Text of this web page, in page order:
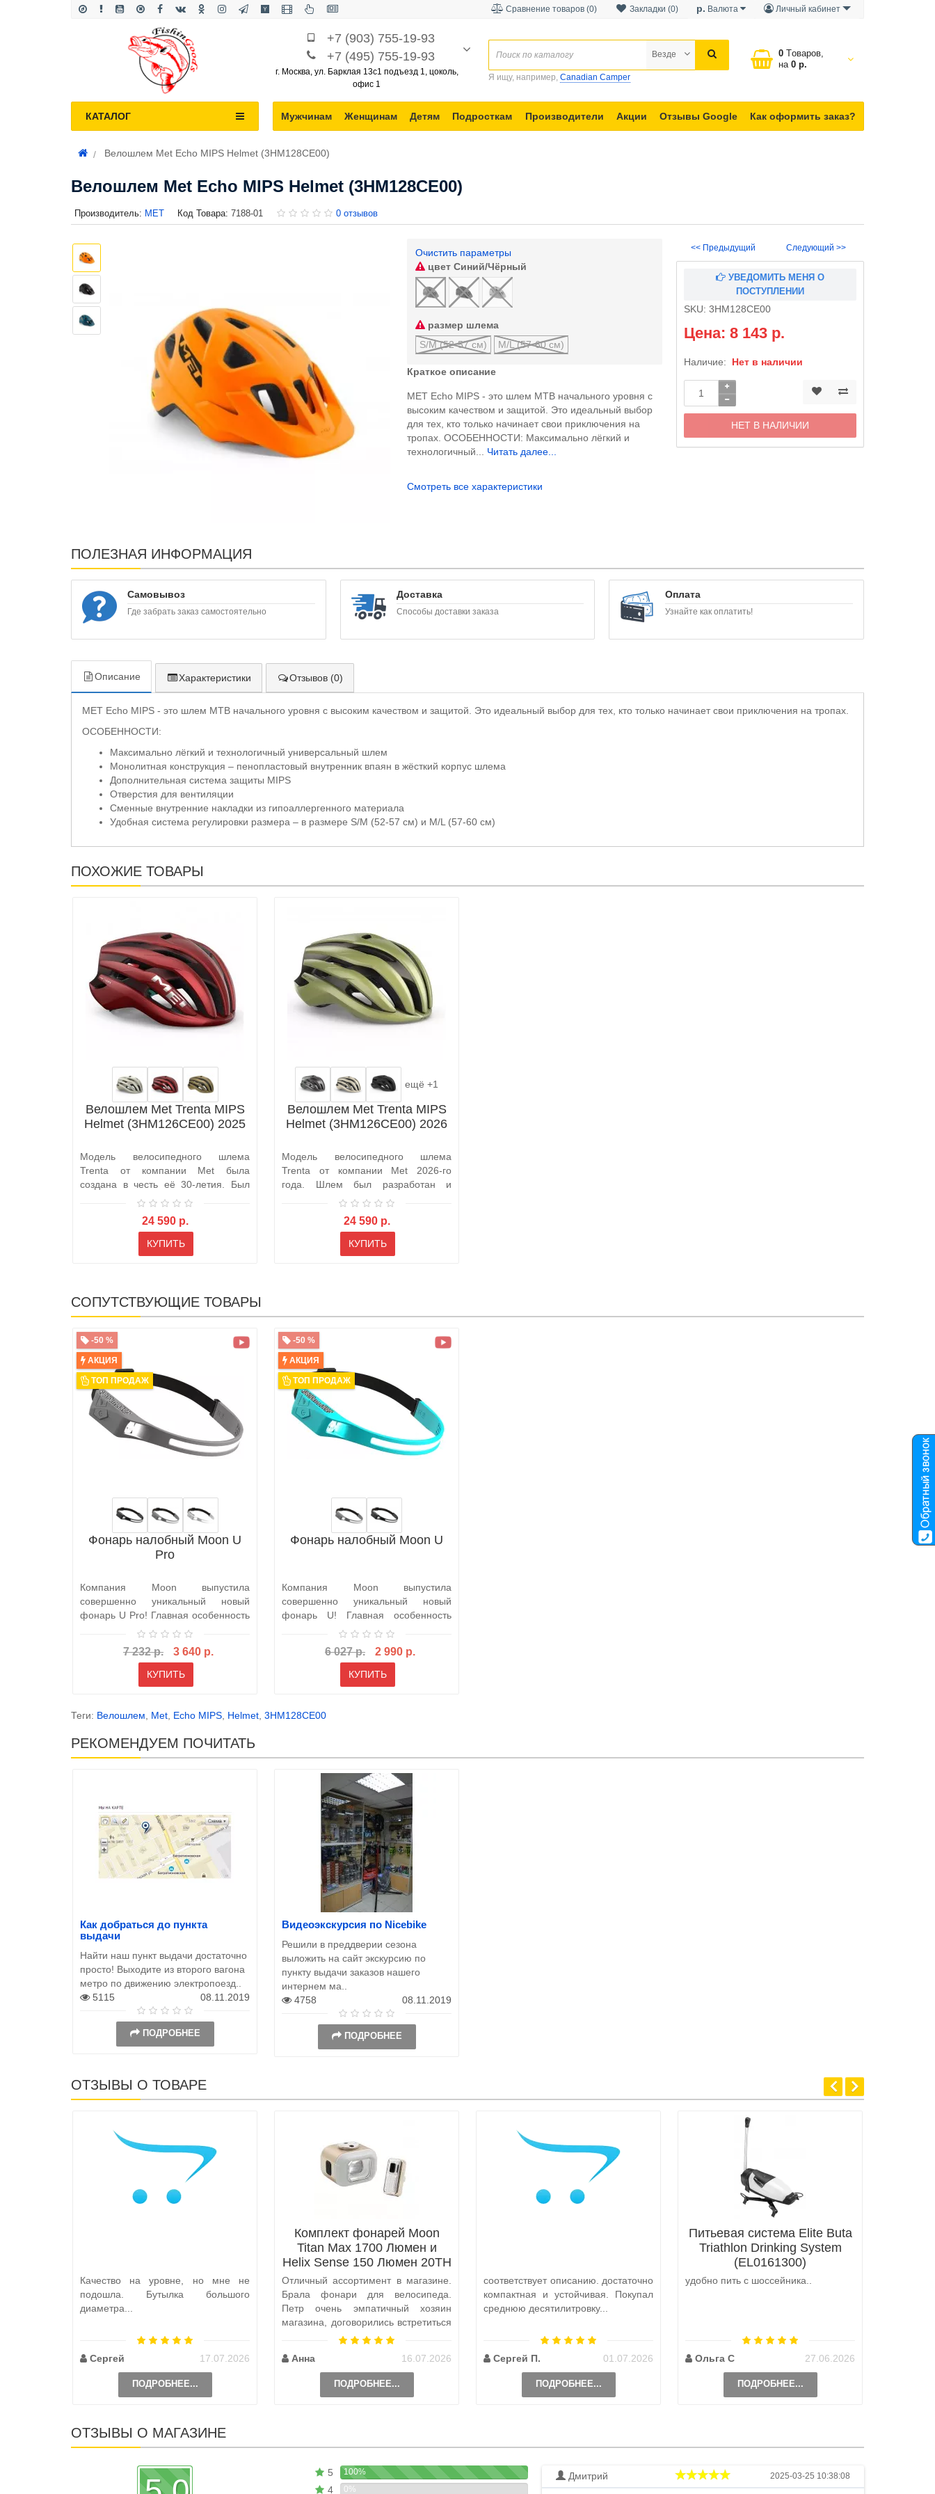
Личный кабинет
р. Валюта
Закладки (0)
Сравнение товаров (0)
+7 (903) 755-19-93
+7 (495) 755-19-93
г. Москва, ул. Барклая 13с1 подъезд 1, цоколь,
офис 1
0 Tоваров,
на
0 р.
Везде
Я ищу, например, Canadian Camper
Мужчинам Женщинам Детям Подросткам Производители Акции Отзывы Google Как оформить заказ?
КАТАЛОГ
Велошлем Met Echo MIPS Helmet (3HM128CE00)
Велошлем Met Echo MIPS Helmet (3HM128CE00)
Производитель: MET Код Товара: 7188-01 0 отзывов
Очистить параметры
цветСиний/Чёрный
размер шлема
S/M (52-57 см)
M/L (57-60 см)
Краткое описание
MET Echo MIPS - это шлем MTB начального уровня с
высоким качеством и защитой. Это идеальный выбор
для тех, кто только начинает свои приключения на
тропах. ОСОБЕННОСТИ: Максимально лёгкий и
технологичный... Читать далее...
Смотреть все характеристики
<< Предыдущий Следующий >>
УВЕДОМИТЬ МЕНЯ О
ПОСТУПЛЕНИИ
SKU: 3HM128CE00
Цена: 8 143 р.
Наличие: Нет в наличии
НЕТ В НАЛИЧИИ
ПОЛЕЗНАЯ ИНФОРМАЦИЯ
Самовывоз
Где забрать заказ самостоятельно
Доставка
Способы доставки заказа
Оплата
Узнайте как оплатить!
Описание Характеристики Отзывов (0)
MET Echo MIPS - это шлем MTB начального уровня с высоким качеством и защитой. Это идеальный выбор для тех, кто только начинает свои приключения на тропах.
ОСОБЕННОСТИ:
Максимально лёгкий и технологичный универсальный шлем
Монолитная конструкция – пенопластовый внутренник впаян в жёсткий корпус шлема
Дополнительная система защиты MIPS
Отверстия для вентиляции
Сменные внутренние накладки из гипоаллергенного материала
Удобная система регулировки размера – в размере S/M (52-57 см) и M/L (57-60 см)
ПОХОЖИЕ ТОВАРЫ
Велошлем Met Trenta MIPS
Helmet (3HM126CE00) 2025
Модель велосипедного шлема
Trenta от компании Met была
создана в честь её 30-летия. Был
разработан и..
24 590 р.
КУПИТЬ
ещё +1
Велошлем Met Trenta MIPS
Helmet (3HM126CE00) 2026
Модель велосипедного шлема
Trenta от компании Met 2026-го
года. Шлем был разработан и
выпущен в прод..
24 590 р.
КУПИТЬ
СОПУТСТВУЮЩИЕ ТОВАРЫ
-50 %
АКЦИЯ
ТОП ПРОДАЖ
Фонарь налобный Moon U
Pro
Компания Moon выпустила
совершенно уникальный новый
фонарь U Pro! Главная особенность
этого фонаря э..
7 232 р. 3 640 р.
КУПИТЬ
-50 %
АКЦИЯ
ТОП ПРОДАЖ
Фонарь налобный Moon U
Компания Moon выпустила
совершенно уникальный новый
фонарь U! Главная особенность
этого фонаря это в..
6 027 р. 2 990 р.
КУПИТЬ
Теги: Велошлем Met Echo MIPS Helmet 3HM128CE00
РЕКОМЕНДУЕМ ПОЧИТАТЬ
Как добраться до пункта
выдачи
Найти наш пункт выдачи достаточно
просто! Выходите из второго вагона
метро по движению электропоезд..
5115
08.11.2019
ПОДРОБНЕЕ
Видеоэкскурсия по Nicebike
Решили в преддверии сезона
выложить на сайт экскурсию по
пункту выдачи заказов нашего
интернем ма..
4758
08.11.2019
ПОДРОБНЕЕ
ОТЗЫВЫ О ТОВАРЕ
Качество на уровне, но мне не
подошла. Бутылка большого
диаметра...
Сергей 17.07.2026
ПОДРОБНЕЕ...
Комплект фонарей Moon
Titan Max 1700 Люмен и
Helix Sense 150 Люмен 20TH
Anniversary Edition
Отличный ассортимент в магазине.
Брала фонари для велосипеда.
Петр очень эмпатичный хозяин
магазина, договорились встретиться
по пути, чтобы передать ..
Анна
16.07.2026
ПОДРОБНЕЕ...
соответствует описанию. достаточно
компактная и устойчивая. Покупал
среднюю десятилитровку...
Сергей П. 01.07.2026
ПОДРОБНЕЕ...
Питьевая система Elite Buta
Triathlon Drinking System
(EL0161300)
удобно пить с шоссейника..
Ольга С 27.06.2026
ПОДРОБНЕЕ...
ОТЗЫВЫ О МАГАЗИНЕ
5 100%
4 0%
Дмитрий 2025-03-25 10:38:08